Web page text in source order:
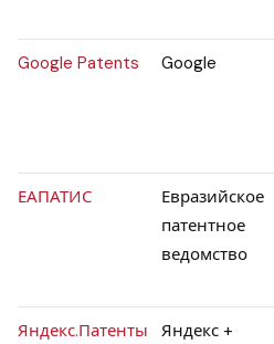
Google Patents Google
ЕАПАТИС
Евразийское
патентное
ведомство
Яндекс.Патенты
Яндекс +